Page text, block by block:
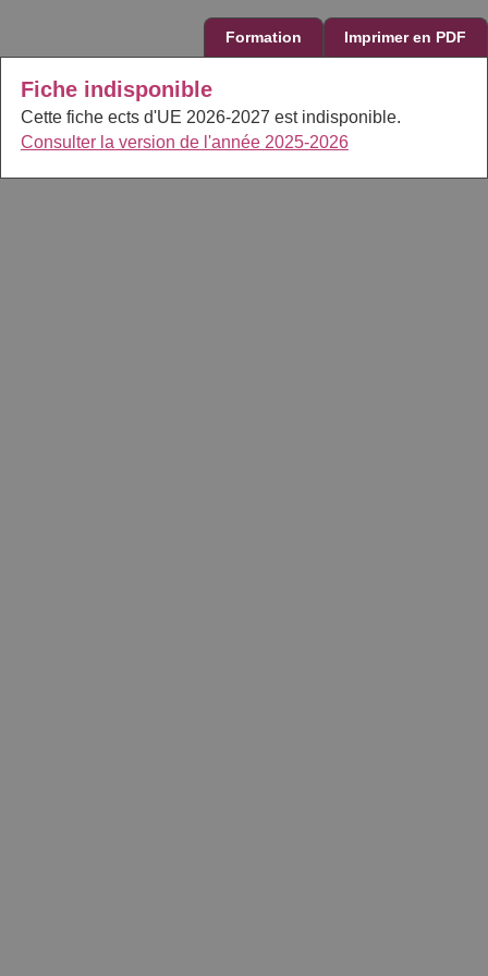
Formation Imprimer en PDF
Fiche indisponible
Cette fiche ects d'UE 2026-2027 est indisponible.
Consulter la version de l'année 2025-2026